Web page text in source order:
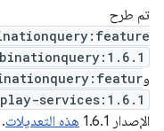
تم طرح
و
services:1.6.1
الإصدار 1.6.1
هذه التعديلات.